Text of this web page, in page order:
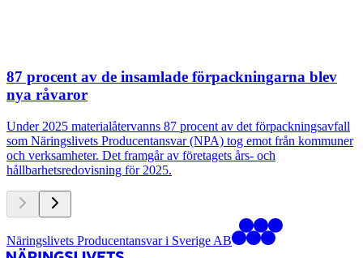
87 procent av de insamlade förpackningarna blev
nya råvaror
Under 2025 materialåtervanns 87 procent av det förpackningsavfall
som Näringslivets Producentansvar (NPA) tog emot från kommuner
och verksamheter. Det framgår av företagets års- och
hållbarhetsredovisning för 2025.
Näringslivets Producentansvar i Sverige AB